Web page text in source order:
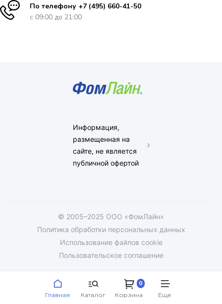
По телефону +7 (495) 660-41-50
с 09:00 до 21:00
Информация,
размещенная на
сайте, не является
публичной офертой
© 2005–2025 ООО «ФомЛайн»
Политика обработки персональных данных
Использование файлов cookie
Пользовательское соглашение
Главная Каталог
0
Корзина Еще